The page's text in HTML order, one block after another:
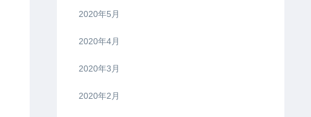
2020年5月
2020年4月
2020年3月
2020年2月